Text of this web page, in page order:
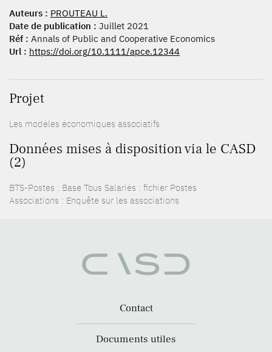
Auteurs : PROUTEAU L.
Date de publication : Juillet 2021
Réf : Annals of Public and Cooperative Economics
Url : https://doi.org/10.1111/apce.12344
Projet
Les modèles économiques associatifs
Données mises à disposition via le CASD
(2)
BTS-Postes : Base Tous Salariés : fichier Postes
Associations : Enquête sur les associations
Contact
Documents utiles